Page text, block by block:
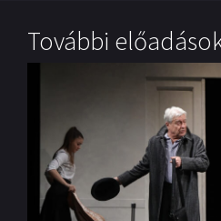
További